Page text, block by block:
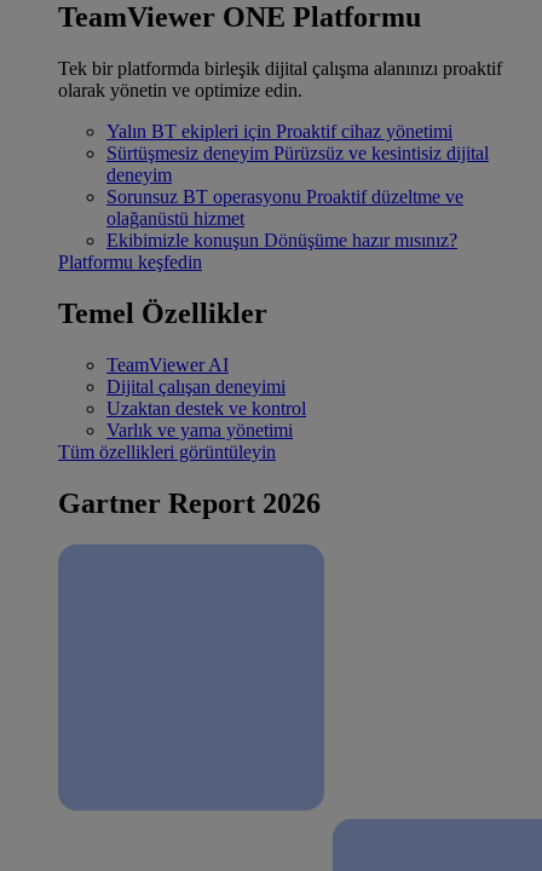
TeamViewer ONE Platformu
Tek bir platformda birleşik dijital çalışma alanınızı proaktif
olarak yönetin ve optimize edin.
Yalın BT ekipleri için Proaktif cihaz yönetimi
Sürtüşmesiz deneyim Pürüzsüz ve kesintisiz dijital
deneyim
Sorunsuz BT operasyonu Proaktif düzeltme ve
olağanüstü hizmet
Ekibimizle konuşun Dönüşüme hazır mısınız?
Platformu keşfedin
Temel Özellikler
TeamViewer AI
Dijital çalışan deneyimi
Uzaktan destek ve kontrol
Varlık ve yama yönetimi
Tüm özellikleri görüntüleyin
Gartner Report 2026